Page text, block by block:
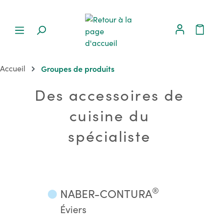
Accueil Groupes de produits
Des accessoires de
cuisine du
spécialiste
⬤ NABER-CONTURA®
Éviers